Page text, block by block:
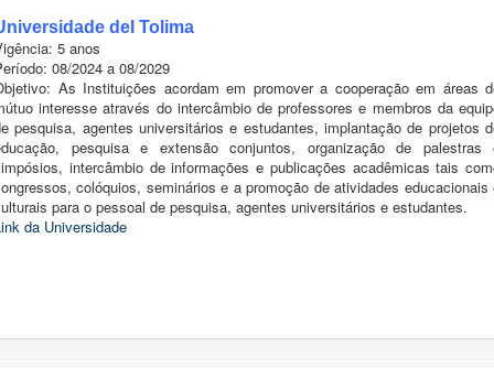
del Tolima
5 anos
08/2024 a 08/2029
As Instituições acordam em promover a cooperação em áreas
interesse através do intercâmbio de professores e membros da
pesquisa, agentes universitários e estudantes, implantação de projetos
pesquisa e extensão conjuntos, organização de palestras
intercâmbio de informações e publicações acadêmicas tais
colóquios, seminários e a promoção de atividades educacionais
para o pessoal de pesquisa, agentes universitários e estudantes.
da Universidade